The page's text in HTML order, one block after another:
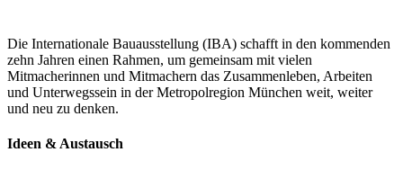
Die Internationale Bauausstellung (IBA) schafft in den kommenden
zehn Jahren einen Rahmen, um gemeinsam mit vielen
Mitmacherinnen und Mitmachern das Zusammenleben, Arbeiten
und Unterwegssein in der Metropolregion München weit, weiter
und neu zu denken.
Ideen & Austausch